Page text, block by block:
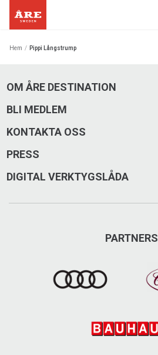
Hem / Pippi Långstrump
OM ÅRE DESTINATION
BLI MEDLEM
KONTAKTA OSS
PRESS
DIGITAL VERKTYGSLÅDA
PARTNERS